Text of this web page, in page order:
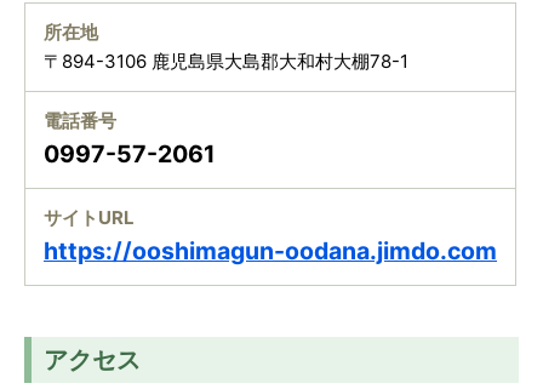
所在地
〒894-3106 鹿児島県大島郡大和村大棚78-1
電話番号
0997-57-2061
サイトURL
https://ooshimagun-oodana.jimdo.com
アクセス